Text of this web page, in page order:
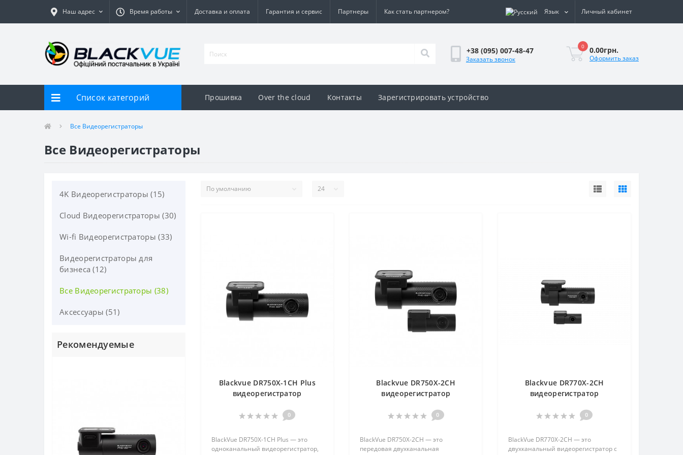
Наш адрес Время работы Доставка и оплата Гарантия и сервис Партнеры Как стать партнером? Язык Личный кабинет
+38 (095) 007-48-47
Заказать звонок
0 0.00грн.
Оформить заказ
Список категорий Прошивка Over the cloud Контакты Зарегистрировать устройство
Все Видеорегистраторы
Все Видеорегистраторы
4K Видеорегистраторы (15)
Cloud Видеорегистраторы (30)
Wi-fi Видеорегистраторы (33)
Видеорегистраторы для
бизнеса (12)
Все Видеорегистраторы (38)
Аксессуары (51)
Рекомендуемые
Blackvue DR750X-1CH Plus
видеорегистратор
0
BlackVue DR750X-1CH Plus — это
одноканальный видеорегистратор,
Blackvue DR750X-2CH
видеорегистратор
0
BlackVue DR750X-2CH — это
передовая двухканальная
Blackvue DR770X-2CH
видеорегистратор
0
BlackVue DR770X-2CH — это
двухканальный видеорегистратор с